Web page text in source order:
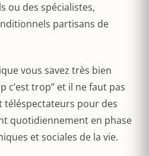
ou des spécialistes,
partisans de
vous savez très bien
c’est trop” et il ne faut pas
téléspectateurs pour des
quotidiennement en phase
et sociales de la vie.